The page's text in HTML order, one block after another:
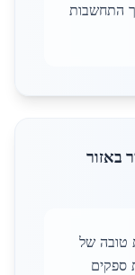
התחשבות
באזור
טובה של
ספקים